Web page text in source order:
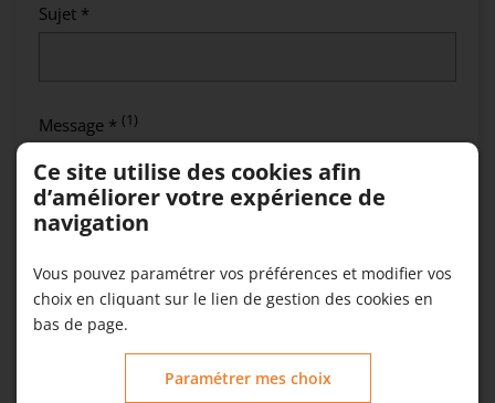
Sujet *
Message * (1)
(1) Veuillez ne pas saisir d'informations personnelles.
Joindre un document
Ce site utilise des cookies afin
d’améliorer votre expérience de
navigation
Vous pouvez paramétrer vos préférences et modifier vos
choix en cliquant sur le lien de gestion des cookies en
bas de page.
Paramétrer mes choix